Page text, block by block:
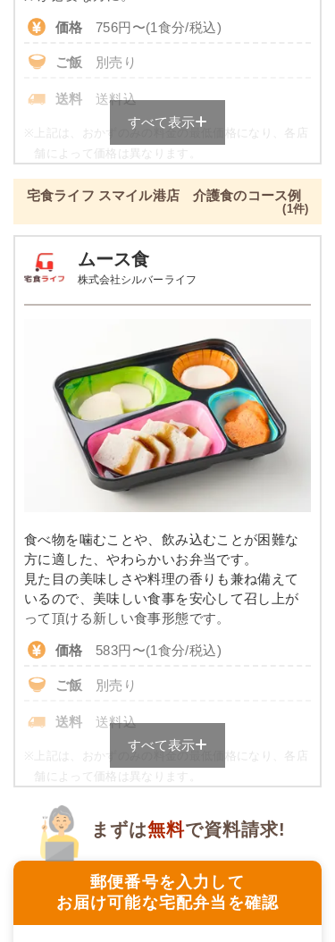
コレステロール
鶏肉と茄子の和風炒め
ねぎとちくわのぬた
青菜とチャーシュの刻み炒め
ツナとキャベツの炒め物
栄養素
-
※メニューの補足
-
肉豆腐
カリフラワーのレモンマリネ
鶏団子の炊き合わせ
ジャーマンポテト
-
※ その他備考
メニューは日替わりです（メニューは一例です）
価格 756円〜(1食分/税込)
ご飯 別売り
送料 送料込
※
上記は、おかずのみの料金の最低価格になり、各店
舗によって価格は異なります。
お問合せください。
たんぱく調整食の栄養素例
品数 4～5品
カロリー 300kcal前後
タンパク質 -
脂質 -
糖質 -
-
カリウム
コレステロール -
たんぱく調整食のメニュー例
ミートオムレツ
ブロッコリーソテー
豚肉のマヨネーズ炒め風
二色豆（黒豆・白花豆）
※メニューの補足
-
アジと茄子の胡麻味噌だれ
すべて表示
宅食ライフ スマイル港店 介護食のコース例
(1件)
ムース食
株式会社シルバーライフ
食べ物を噛むことや、飲み込むことが困難な
方に適した、やわらかいお弁当です。
見た目の美味しさや料理の香りも兼ね備えて
いるので、美味しい食事を安心して召し上が
って頂ける新しい食事形態です。
価格 583円〜(1食分/税込)
ご飯 別売り
送料 送料込
※
上記は、おかずのみの料金の最低価格になり、各店
舗によって価格は異なります。
お問合せください。
ムース食の栄養素例
品数 4品
すべて表示
郵便番号を入力して
お届け可能な宅配弁当を確認
まずは無料で資料請求!